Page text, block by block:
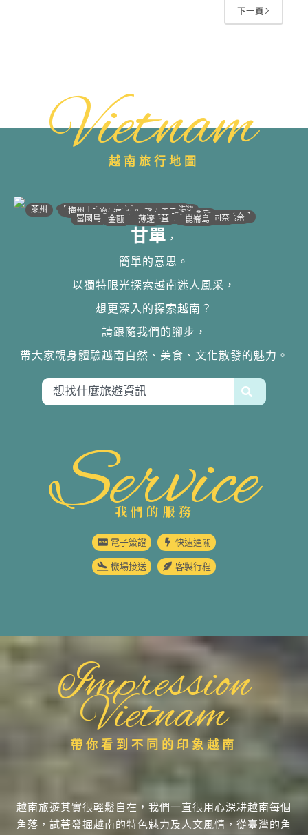
下一頁
Vietnam
越南旅行地圖
• 河江｜高平
沙壩 •
萊州 • 宣光 •
安沛｜木江界 •
• 太原
梅州｜木州•• 北江｜北寧
• 下龍灣
• 河內
•海防｜海洋
• 南定｜清化
寧平 ••河靜｜義安
洞海 •
順化 •• 峴港
• 會安
• 歸仁
邦美蜀 •
大叻 ••芽莊｜潘郎
•潘切｜美奈
平陽 •
西寧 •
胡志明 •
美萩 •
富國島 •迪石 •
金甌 • • 同奈
• 頭頓
• 芹苴 •崑崙島
• 薄遼
甘單 ，
簡單的意思。
以獨特眼光探索越南迷人風采，
想更深入的探索越南？
請跟隨我們的腳步，
帶大家親身體驗越南自然、美食、文化散發的魅力。
Service
我們的服務
電子簽證 快速通關
機場接送 客製行程
Impression
Vietnam
帶你看到不同的印象越南
越南旅遊其實很輕鬆自在，我們一直很用心深耕越南每個
角落，試著發掘越南的特色魅力及人文風情，從臺灣的角